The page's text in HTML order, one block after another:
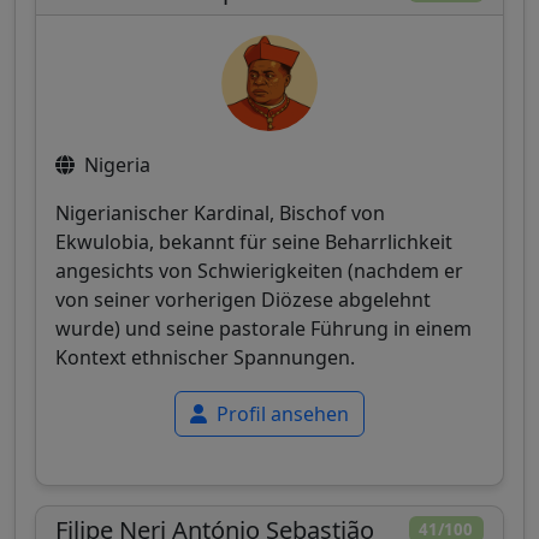
Nigeria
Nigerianischer Kardinal, Bischof von
Ekwulobia, bekannt für seine Beharrlichkeit
angesichts von Schwierigkeiten (nachdem er
von seiner vorherigen Diözese abgelehnt
wurde) und seine pastorale Führung in einem
Kontext ethnischer Spannungen.
Profil ansehen
41/100
Filipe Neri António Sebastião